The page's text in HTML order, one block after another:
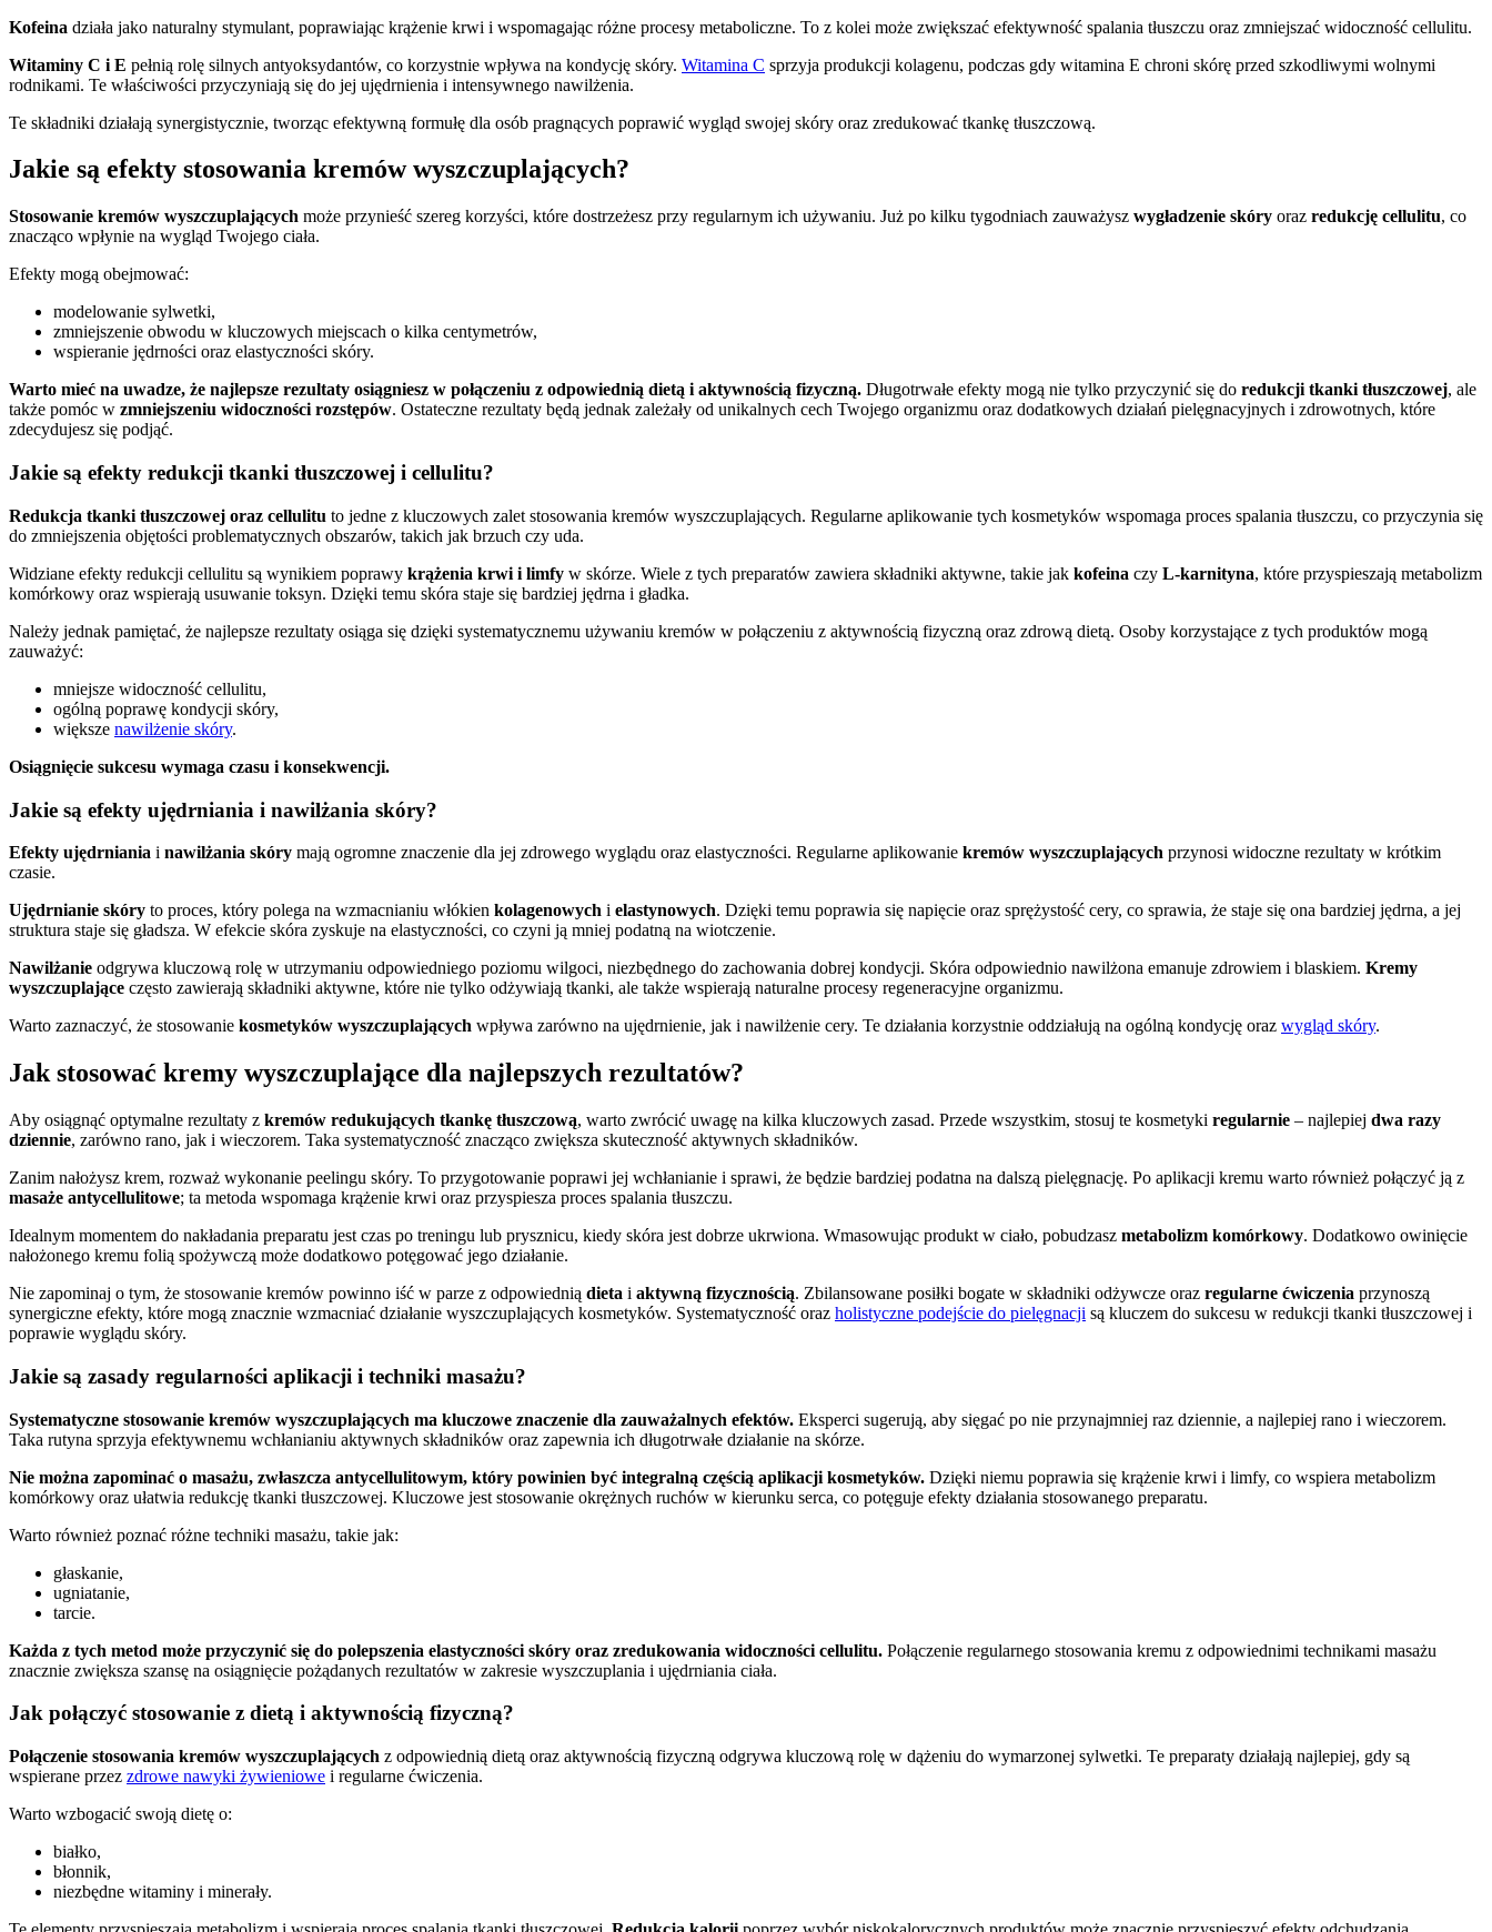
Kofeina działa jako naturalny stymulant, poprawiając krążenie krwi i wspomagając różne procesy metaboliczne. To z kolei może zwiększać efektywność spalania tłuszczu oraz zmniejszać widoczność cellulitu.
Witaminy C i E pełnią rolę silnych antyoksydantów, co korzystnie wpływa na kondycję skóry. Witamina C sprzyja produkcji kolagenu, podczas gdy witamina E chroni skórę przed szkodliwymi wolnymi
rodnikami. Te właściwości przyczyniają się do jej ujędrnienia i intensywnego nawilżenia.
Te składniki działają synergistycznie, tworząc efektywną formułę dla osób pragnących poprawić wygląd swojej skóry oraz zredukować tkankę tłuszczową.
Jakie są efekty stosowania kremów wyszczuplających?
Stosowanie kremów wyszczuplających może przynieść szereg korzyści, które dostrzeżesz przy regularnym ich używaniu. Już po kilku tygodniach zauważysz wygładzenie skóry oraz redukcję cellulitu, co
znacząco wpłynie na wygląd Twojego ciała.
Efekty mogą obejmować:
modelowanie sylwetki,
zmniejszenie obwodu w kluczowych miejscach o kilka centymetrów,
wspieranie jędrności oraz elastyczności skóry.
Warto mieć na uwadze, że najlepsze rezultaty osiągniesz w połączeniu z odpowiednią dietą i aktywnością fizyczną. Długotrwałe efekty mogą nie tylko przyczynić się do redukcji tkanki tłuszczowej, ale
także pomóc w zmniejszeniu widoczności rozstępów. Ostateczne rezultaty będą jednak zależały od unikalnych cech Twojego organizmu oraz dodatkowych działań pielęgnacyjnych i zdrowotnych, które
zdecydujesz się podjąć.
Jakie są efekty redukcji tkanki tłuszczowej i cellulitu?
Redukcja tkanki tłuszczowej oraz cellulitu to jedne z kluczowych zalet stosowania kremów wyszczuplających. Regularne aplikowanie tych kosmetyków wspomaga proces spalania tłuszczu, co przyczynia się
do zmniejszenia objętości problematycznych obszarów, takich jak brzuch czy uda.
Widziane efekty redukcji cellulitu są wynikiem poprawy krążenia krwi i limfy w skórze. Wiele z tych preparatów zawiera składniki aktywne, takie jak kofeina czy L-karnityna, które przyspieszają metabolizm
komórkowy oraz wspierają usuwanie toksyn. Dzięki temu skóra staje się bardziej jędrna i gładka.
Należy jednak pamiętać, że najlepsze rezultaty osiąga się dzięki systematycznemu używaniu kremów w połączeniu z aktywnością fizyczną oraz zdrową dietą. Osoby korzystające z tych produktów mogą
zauważyć:
mniejsze widoczność cellulitu,
ogólną poprawę kondycji skóry,
większe nawilżenie skóry.
Osiągnięcie sukcesu wymaga czasu i konsekwencji.
Jakie są efekty ujędrniania i nawilżania skóry?
Efekty ujędrniania i nawilżania skóry mają ogromne znaczenie dla jej zdrowego wyglądu oraz elastyczności. Regularne aplikowanie kremów wyszczuplających przynosi widoczne rezultaty w krótkim
czasie.
Ujędrnianie skóry to proces, który polega na wzmacnianiu włókien kolagenowych i elastynowych. Dzięki temu poprawia się napięcie oraz sprężystość cery, co sprawia, że staje się ona bardziej jędrna, a jej
struktura staje się gładsza. W efekcie skóra zyskuje na elastyczności, co czyni ją mniej podatną na wiotczenie.
Nawilżanie odgrywa kluczową rolę w utrzymaniu odpowiedniego poziomu wilgoci, niezbędnego do zachowania dobrej kondycji. Skóra odpowiednio nawilżona emanuje zdrowiem i blaskiem. Kremy
wyszczuplające często zawierają składniki aktywne, które nie tylko odżywiają tkanki, ale także wspierają naturalne procesy regeneracyjne organizmu.
Warto zaznaczyć, że stosowanie kosmetyków wyszczuplających wpływa zarówno na ujędrnienie, jak i nawilżenie cery. Te działania korzystnie oddziałują na ogólną kondycję oraz wygląd skóry.
Jak stosować kremy wyszczuplające dla najlepszych rezultatów?
Aby osiągnąć optymalne rezultaty z kremów redukujących tkankę tłuszczową, warto zwrócić uwagę na kilka kluczowych zasad. Przede wszystkim, stosuj te kosmetyki regularnie – najlepiej dwa razy
dziennie, zarówno rano, jak i wieczorem. Taka systematyczność znacząco zwiększa skuteczność aktywnych składników.
Zanim nałożysz krem, rozważ wykonanie peelingu skóry. To przygotowanie poprawi jej wchłanianie i sprawi, że będzie bardziej podatna na dalszą pielęgnację. Po aplikacji kremu warto również połączyć ją z
masaże antycellulitowe; ta metoda wspomaga krążenie krwi oraz przyspiesza proces spalania tłuszczu.
Idealnym momentem do nakładania preparatu jest czas po treningu lub prysznicu, kiedy skóra jest dobrze ukrwiona. Wmasowując produkt w ciało, pobudzasz metabolizm komórkowy. Dodatkowo owinięcie
nałożonego kremu folią spożywczą może dodatkowo potęgować jego działanie.
Nie zapominaj o tym, że stosowanie kremów powinno iść w parze z odpowiednią dieta i aktywną fizycznością. Zbilansowane posiłki bogate w składniki odżywcze oraz regularne ćwiczenia przynoszą
synergiczne efekty, które mogą znacznie wzmacniać działanie wyszczuplających kosmetyków. Systematyczność oraz holistyczne podejście do pielęgnacji są kluczem do sukcesu w redukcji tkanki tłuszczowej i
poprawie wyglądu skóry.
Jakie są zasady regularności aplikacji i techniki masażu?
Systematyczne stosowanie kremów wyszczuplających ma kluczowe znaczenie dla zauważalnych efektów. Eksperci sugerują, aby sięgać po nie przynajmniej raz dziennie, a najlepiej rano i wieczorem.
Taka rutyna sprzyja efektywnemu wchłanianiu aktywnych składników oraz zapewnia ich długotrwałe działanie na skórze.
Nie można zapominać o masażu, zwłaszcza antycellulitowym, który powinien być integralną częścią aplikacji kosmetyków. Dzięki niemu poprawia się krążenie krwi i limfy, co wspiera metabolizm
komórkowy oraz ułatwia redukcję tkanki tłuszczowej. Kluczowe jest stosowanie okrężnych ruchów w kierunku serca, co potęguje efekty działania stosowanego preparatu.
Warto również poznać różne techniki masażu, takie jak:
głaskanie,
ugniatanie,
tarcie.
Każda z tych metod może przyczynić się do polepszenia elastyczności skóry oraz zredukowania widoczności cellulitu. Połączenie regularnego stosowania kremu z odpowiednimi technikami masażu
znacznie zwiększa szansę na osiągnięcie pożądanych rezultatów w zakresie wyszczuplania i ujędrniania ciała.
Jak połączyć stosowanie z dietą i aktywnością fizyczną?
Połączenie stosowania kremów wyszczuplających z odpowiednią dietą oraz aktywnością fizyczną odgrywa kluczową rolę w dążeniu do wymarzonej sylwetki. Te preparaty działają najlepiej, gdy są
wspierane przez zdrowe nawyki żywieniowe i regularne ćwiczenia.
Warto wzbogacić swoją dietę o:
białko,
błonnik,
niezbędne witaminy i minerały.